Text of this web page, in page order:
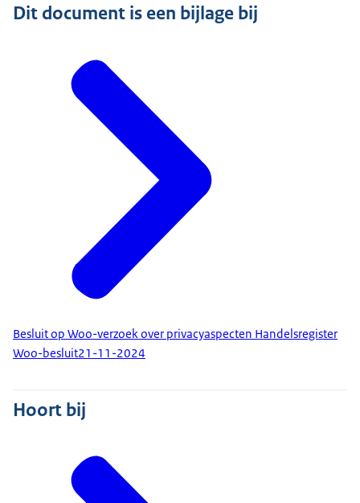
Dit document is een bijlage bij
Besluit op Woo-verzoek over privacyaspecten Handelsregister
Woo-besluit21-11-2024
Hoort bij